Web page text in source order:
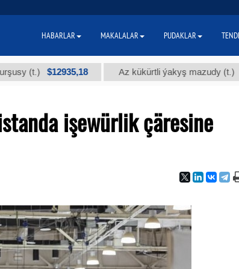
$12935,18 Az kükürtli ýakyş mazudy (t.) $300
işewürlik çäresine
HABARLAR MAKALALAR PUDAKLAR